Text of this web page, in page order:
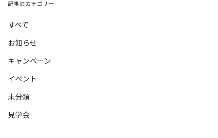
記事のカテゴリー
すべて
お知らせ
キャンペーン
イベント
未分類
見学会